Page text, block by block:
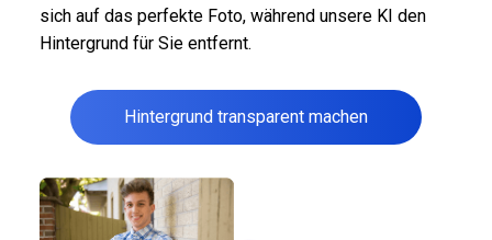
sich auf das perfekte Foto, während unsere KI den
Hintergrund für Sie entfernt.
Hintergrund transparent machen